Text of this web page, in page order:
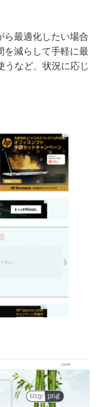
ら最適化したい場合
減らして手軽に最
うなど、状況に応じ